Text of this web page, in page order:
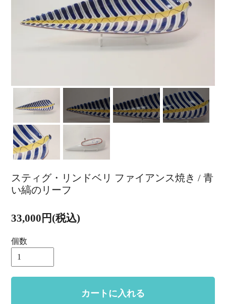
スティグ・リンドベリ ファイアンス焼き / 青
い縞のリーフ
33,000円(税込)
個数
カートに入れる